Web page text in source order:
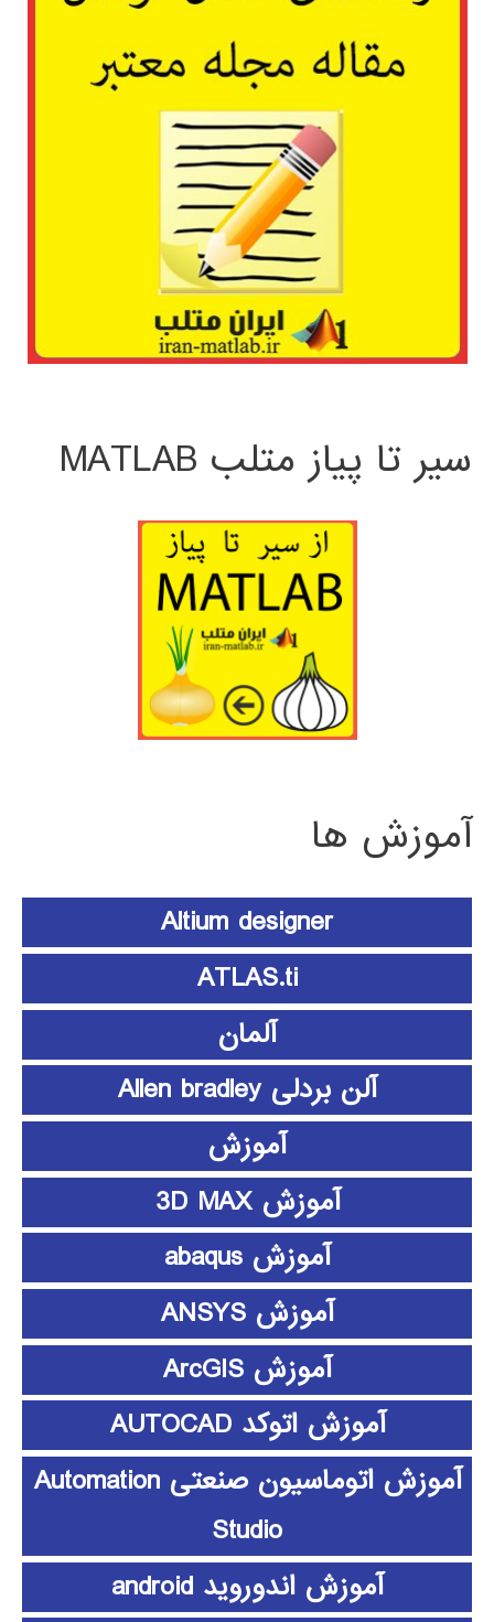
سیر تا پیاز متلب MATLAB
آموزش ها
Altium designer
ATLAS.ti
آلمان
آلن بردلی Allen bradley
آموزش
آموزش 3D MAX
آموزش abaqus
آموزش ANSYS
آموزش ArcGIS
آموزش اتوکد AUTOCAD
آموزش اتوماسیون صنعتی Automation
Studio
آموزش اندوروید android